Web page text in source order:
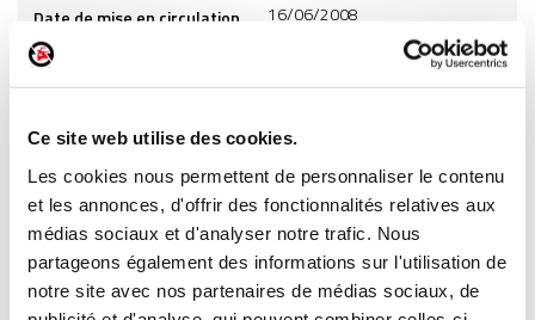
Ce site web utilise des cookies.
Les cookies nous permettent de personnaliser le contenu
et les annonces, d'offrir des fonctionnalités relatives aux
médias sociaux et d'analyser notre trafic. Nous
partageons également des informations sur l'utilisation de
notre site avec nos partenaires de médias sociaux, de
Date de mise en circulation 16/06/2008
Cylindrée
Carburant GO
INFORMATIONS PRODUITS